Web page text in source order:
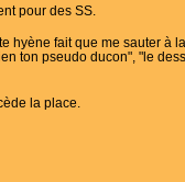
pour des SS.
hyène fait que me sauter à
ton pseudo ducon", "le
la place.